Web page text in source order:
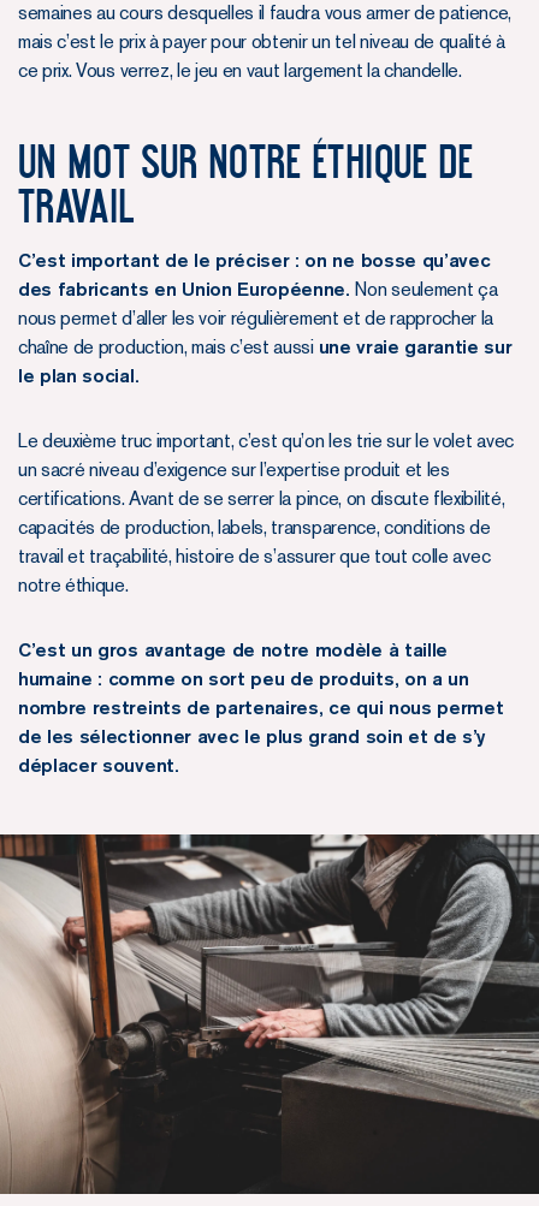
semaines au cours desquelles il faudra vous armer de patience,
mais c’est le prix à payer pour obtenir un tel niveau de qualité à
ce prix. Vous verrez, le jeu en vaut largement la chandelle.
Un mot sur notre éthique de
travail
C’est important de le préciser : on ne bosse qu’avec
des fabricants en Union Européenne. Non seulement ça
nous permet d’aller les voir régulièrement et de rapprocher la
chaîne de production, mais c’est aussi une vraie garantie sur
le plan social.
Le deuxième truc important, c’est qu’on les trie sur le volet avec
un sacré niveau d’exigence sur l’expertise produit et les
certifications. Avant de se serrer la pince, on discute flexibilité,
capacités de production, labels, transparence, conditions de
travail et traçabilité, histoire de s’assurer que tout colle avec
notre éthique.
C’est un gros avantage de notre modèle à taille
humaine : comme on sort peu de produits, on a un
nombre restreints de partenaires, ce qui nous permet
de les sélectionner avec le plus grand soin et de s’y
déplacer souvent.